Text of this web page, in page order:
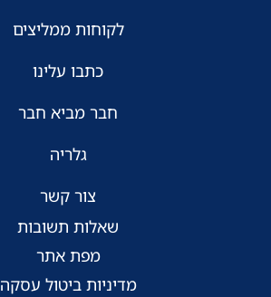
לקוחות ממליצים
כתבו עלינו
חבר מביא חבר
גלריה
צור קשר
שאלות תשובות
מפת אתר
מדיניות ביטול עסקה